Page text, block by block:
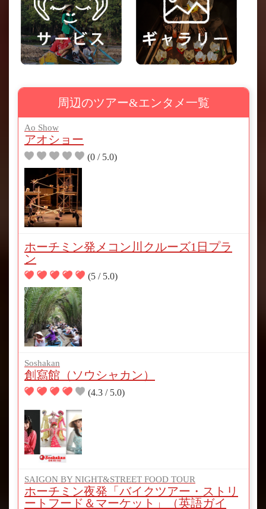
周辺のツアー&エンタメ一覧
Ao Show
アオショー
(0 / 5.0)
ホーチミン発メコン川クルーズ1日プラ
ン
(5 / 5.0)
Soshakan
創寫館（ソウシャカン）
(4.3 / 5.0)
SAIGON BY NIGHT&STREET FOOD TOUR
ホーチミン夜発「バイクツアー・ストリ
ートフード＆マーケット」（英語ガイ